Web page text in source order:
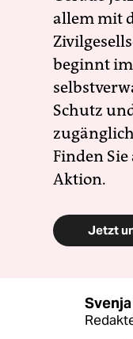
allem mit
beginnt
Schutz
Finden
Aktion.
Jetzt